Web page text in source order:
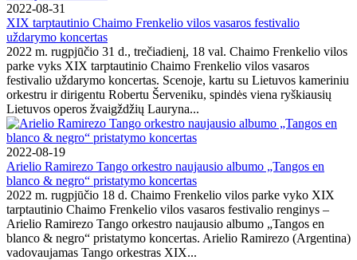
2022-08-31
XIX tarptautinio Chaimo Frenkelio vilos vasaros festivalio
uždarymo koncertas
2022 m. rugpjūčio 31 d., trečiadienį, 18 val. Chaimo Frenkelio vilos
parke vyks XIX tarptautinio Chaimo Frenkelio vilos vasaros
festivalio uždarymo koncertas. Scenoje, kartu su Lietuvos kameriniu
orkestru ir dirigentu Robertu Šerveniku, spindės viena ryškiausių
Lietuvos operos žvaigždžių Lauryna...
2022-08-19
Arielio Ramirezo Tango orkestro naujausio albumo „Tangos en
blanco & negro“ pristatymo koncertas
2022 m. rugpjūčio 18 d. Chaimo Frenkelio vilos parke vyko XIX
tarptautinio Chaimo Frenkelio vilos vasaros festivalio renginys –
Arielio Ramirezo Tango orkestro naujausio albumo „Tangos en
blanco & negro“ pristatymo koncertas. Arielio Ramirezo (Argentina)
vadovaujamas Tango orkestras XIX...